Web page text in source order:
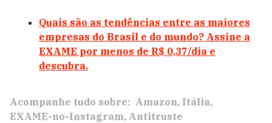
Quais são as tendências entre as maiores
empresas do Brasil e do mundo? Assine a
EXAME por menos de R$ 0,37/dia e
descubra.
Acompanhe tudo sobre: Amazon Itália
EXAME-no-Instagram Antitruste